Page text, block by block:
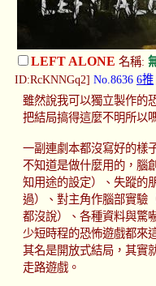
LEFT ALONE 名稱:
ID:RcKNNGq2] No.8636 6推
雖然說我可以獨立製作的
把結局搞得這麼不明所以
一副連劇本都沒寫好的樣
不知道是做什麼用的，腦
知用途的設定）、失蹤的
過）、對主角作腦部實驗
都沒說）、各種資料與驚
少短時程的恐怖遊戲都來
其名是開放式結局，其實
走路遊戲。